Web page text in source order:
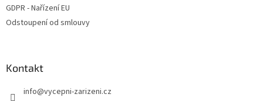
GDPR - Nařízení EU
Odstoupení od smlouvy
Kontakt
info@vycepni-zarizeni.cz